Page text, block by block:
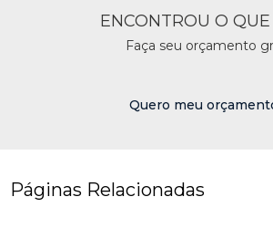
ENCONTROU O
Faça seu orçamento
Quero meu
Páginas Relacionadas